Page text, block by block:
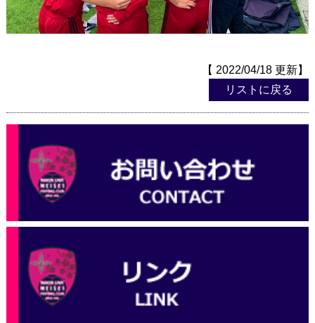
【 2022/04/18 更新】
リストに戻る